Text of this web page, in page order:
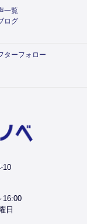
一覧
ログ
ターフォロー
10
16:00
日